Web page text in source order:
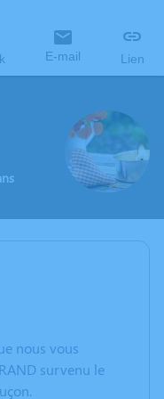
E-mail Lien
nous vous
survenu le